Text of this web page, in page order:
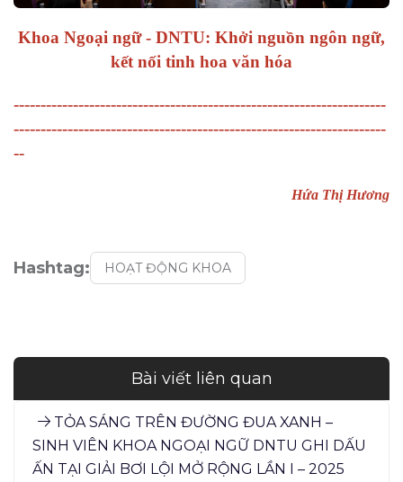
Khoa Ngoại ngữ - DNTU: Khởi nguồn ngôn ngữ,
kết nối tinh hoa văn hóa
---------------------------------------------------------------------
---------------------------------------------------------------------
--
Hứa Thị Hương
Hashtag: HOẠT ĐỘNG KHOA
Bài viết liên quan
TỎA SÁNG TRÊN ĐƯỜNG ĐUA XANH –
SINH VIÊN KHOA NGOẠI NGỮ DNTU GHI DẤU
ẤN TẠI GIẢI BƠI LỘI MỞ RỘNG LẦN I – 2025